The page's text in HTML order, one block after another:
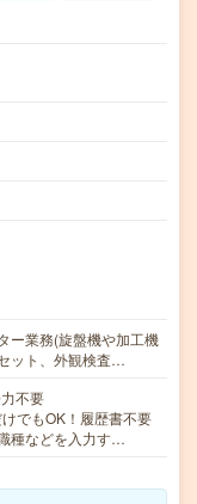
ー業務(旋盤機や加工機
ット、外観検査…
不要
でもOK！履歴書不要
種などを入力す…